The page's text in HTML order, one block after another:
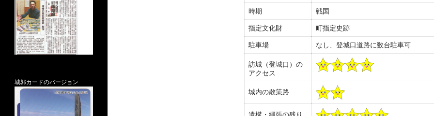
時期 戦国
指定文化財 町指定史跡
駐車場 なし、登城口道路に数台駐車可
訪城（登城口）の
アクセス
城内の散策路
遺構・縄張の残り
城郭カードのバージョン